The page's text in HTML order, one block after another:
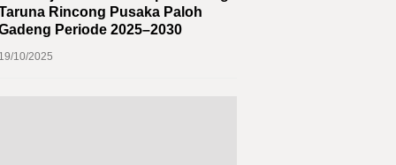
Rincong Pusaka Paloh
Periode 2025–2030
19/10/2025